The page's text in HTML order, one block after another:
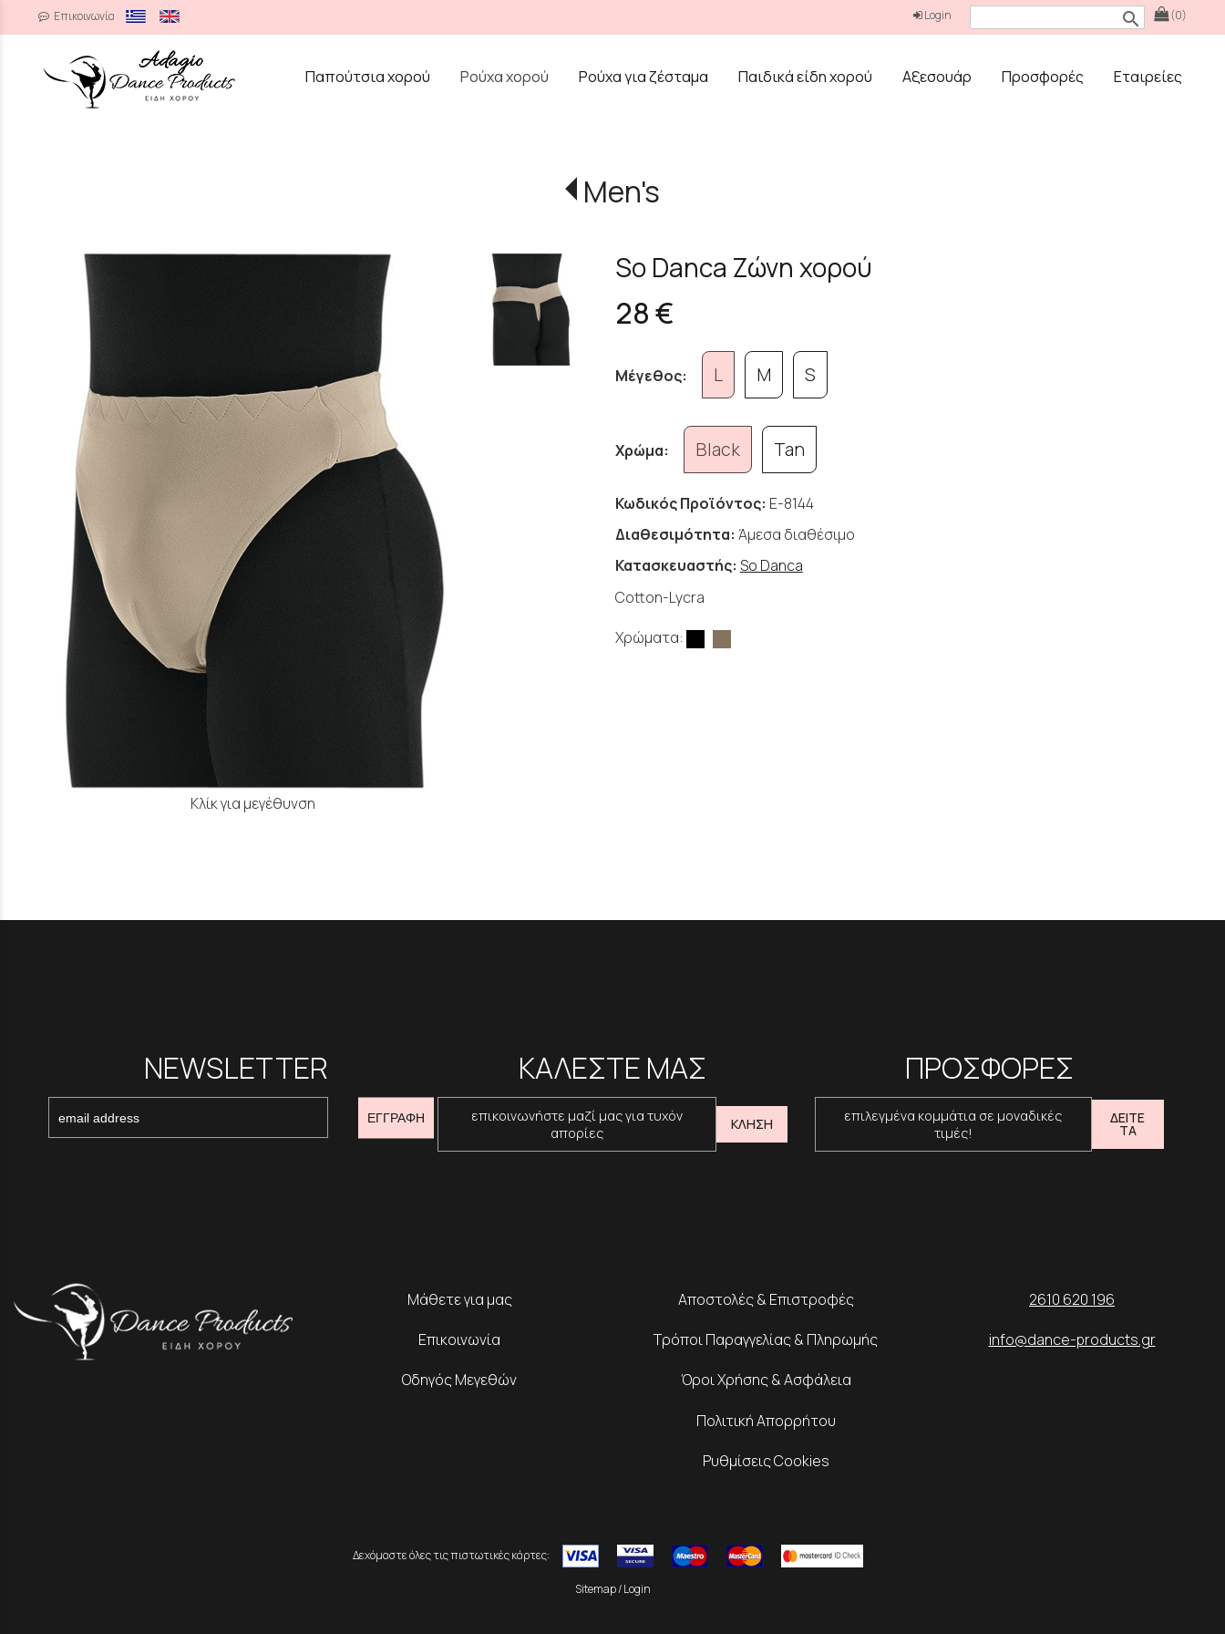
Επικοινωνία (0)
search
Login
Παπούτσια χορού
Ρούχα χορού Ρούχα για ζέσταμα Παιδικά είδη χορού Αξεσουάρ Προσφορές Εταιρείες
Men's
Κλίκ για μεγέθυνση
So Danca Ζώνη χορού
28 €
Μέγεθος: L M S
Χρώμα: Black Tan
Κωδικός Προϊόντος: E-8144
Διαθεσιμότητα: Άμεσα διαθέσιμο
Κατασκευαστής: So Danca
Cotton-Lycra
Χρώματα:
NEWSLETTER
ΕΓΓΡΑΦΗ
ΚΑΛΕΣΤΕ ΜΑΣ
επικοινωνήστε μαζί μας για τυχόν
απορίες
ΚΛΗΣΗ
ΠΡΟΣΦΟΡΕΣ
επιλεγμένα κομμάτια σε μοναδικές
τιμές!
ΔΕΙΤΕ
ΤΑ
Μάθετε για μας
Επικοινωνία
Οδηγός Μεγεθών
Αποστολές & Επιστροφές
Τρόποι Παραγγελίας & Πληρωμής
Όροι Χρήσης & Ασφάλεια
Πολιτική Απορρήτου
Ρυθμίσεις Cookies
2610 620 196
info@dance-products.gr
Δεχόμαστε όλες τις πιστωτικές κάρτες:
Sitemap/Login